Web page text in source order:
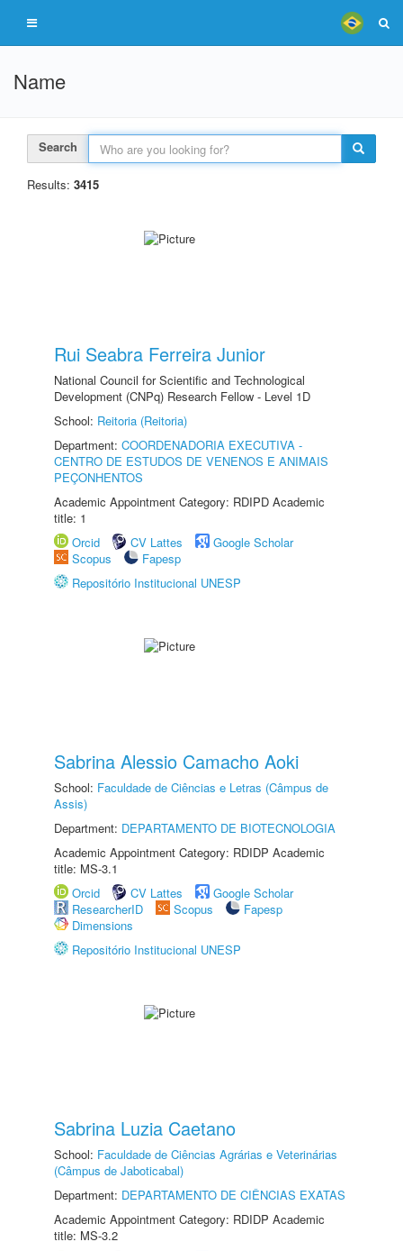
Name
Search
Results: 3415
Rui Seabra Ferreira Junior
National Council for Scientific and Technological
Development (CNPq) Research Fellow - Level 1D
School: Reitoria (Reitoria)
Department: COORDENADORIA EXECUTIVA -
CENTRO DE ESTUDOS DE VENENOS E ANIMAIS
PEÇONHENTOS
Academic Appointment Category: RDIPD Academic
title: 1
Orcid
CV Lattes
Google Scholar
Scopus
Fapesp
Repositório Institucional UNESP
Sabrina Alessio Camacho Aoki
School: Faculdade de Ciências e Letras (Câmpus de
Assis)
Department: DEPARTAMENTO DE BIOTECNOLOGIA
Academic Appointment Category: RDIDP Academic
title: MS-3.1
Orcid
CV Lattes
Google Scholar
ResearcherID
Scopus
Fapesp
Dimensions
Repositório Institucional UNESP
Sabrina Luzia Caetano
School: Faculdade de Ciências Agrárias e Veterinárias
(Câmpus de Jaboticabal)
Department: DEPARTAMENTO DE CIÊNCIAS EXATAS
Academic Appointment Category: RDIDP Academic
title: MS-3.2